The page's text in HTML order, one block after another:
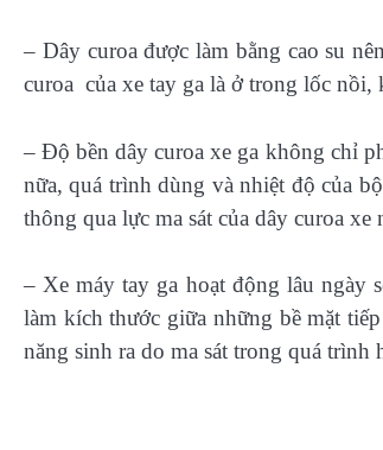
– Dây curoa được làm bằng cao su
curoa của xe tay ga là ở trong lốc nồi,
– Độ bền dây curoa xe ga không chỉ
nữa, quá trình dùng và nhiệt độ của
thông qua lực ma sát của dây curoa
– Xe máy tay ga hoạt động lâu ngày
làm kích thước giữa những bề mặt
năng sinh ra do ma sát trong quá trình